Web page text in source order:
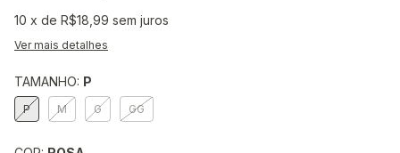
10 x de R$18,99 sem juros
Ver mais detalhes
TAMANHO: P
P M G GG